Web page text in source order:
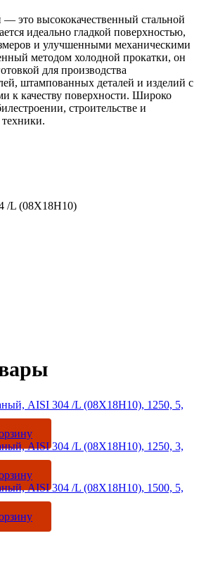
это высококачественный стальной
идеально гладкой поверхностью,
и улучшенными механическими
методом холодной прокатки, он
для производства
штампованных деталей и изделий с
к качеству поверхности. Широко
строительстве и
/L (08Х18Н10)
AISI 304 /L (08Х18Н10), 1250, 5,
AISI 304 /L (08Х18Н10), 1250, 3,
AISI 304 /L (08Х18Н10), 1500, 5,